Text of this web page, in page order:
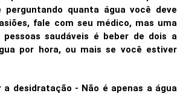
perguntando quanta água você deve
fale com seu médico, mas uma
saudáveis é beber de dois a
por hora, ou mais se você estiver
a desidratação - Não é apenas a água